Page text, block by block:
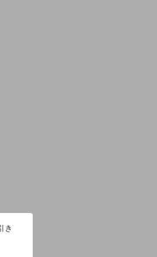
き